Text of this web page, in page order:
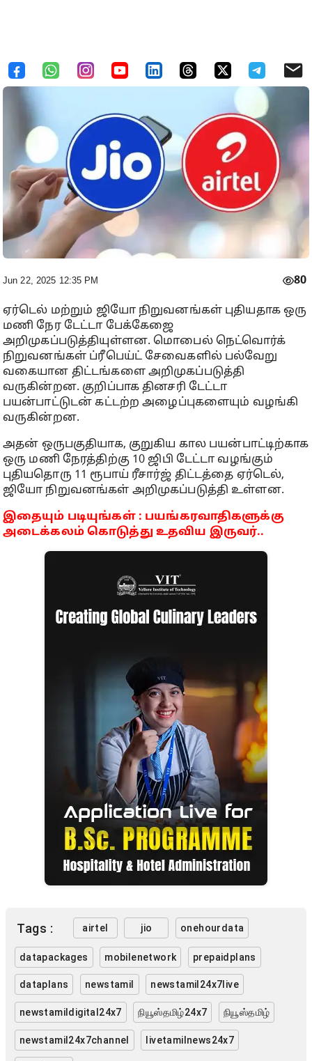
Jun 22, 2025 12:35 PM 80
ஏர்டெல் மற்றும் ஜியோ நிறுவனங்கள் புதியதாக ஒரு
மணி நேர டேட்டா பேக்கேஜை
அறிமுகப்படுத்தியுள்ளன. மொபைல் நெட்வொர்க்
நிறுவனங்கள் ப்ரீபெய்ட் சேவைகளில் பல்வேறு
வகையான திட்டங்களை அறிமுகப்படுத்தி
வருகின்றன. குறிப்பாக தினசரி டேட்டா
பயன்பாட்டுடன் கட்டற்ற அழைப்புகளையும் வழங்கி
வருகின்றன.
அதன் ஒருபகுதியாக, குறுகிய கால பயன்பாட்டிற்காக
ஒரு மணி நேரத்திற்கு 10 ஜிபி டேட்டா வழங்கும்
புதியதொரு 11 ரூபாய் ரீசார்ஜ் திட்டத்தை ஏர்டெல்,
ஜியோ நிறுவனங்கள் அறிமுகப்படுத்தி உள்ளன.
இதையும் படியுங்கள் : பயங்கரவாதிகளுக்கு
அடைக்கலம் கொடுத்து உதவிய இருவர்..
Tags : airtel jio onehourdata
datapackages mobilenetwork prepaidplans
dataplans newstamil newstamil24x7live
newstamildigital24x7 நியூஸ்தமிழ்24x7 நியூஸ்தமிழ்
newstamil24x7channel livetamilnews24x7